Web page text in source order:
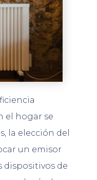
el hogar se
la elección del
un emisor
dispositivos de